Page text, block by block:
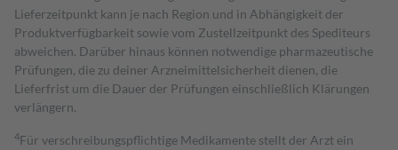
Lieferzeitpunkt kann je nach Region und in Abhängigkeit der
Produktverfügbarkeit sowie vom Zustellzeitpunkt des Spediteurs
abweichen. Darüber hinaus können notwendige pharmazeutische
Prüfungen, die zu deiner Arzneimittelsicherheit dienen, die
Lieferfrist um die Dauer der Prüfungen einschließlich Klärungen
verlängern.
4Für verschreibungspflichtige Medikamente stellt der Arzt ein